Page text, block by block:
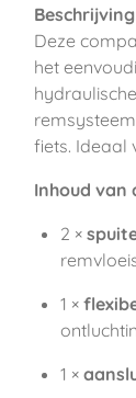
Deze
het
fiets. Ideaal
Inhoud van
2 ×
1 ×
1 ×